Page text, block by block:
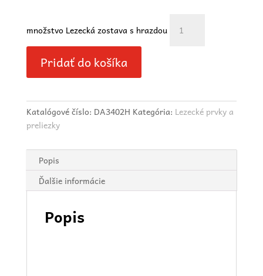
množstvo Lezecká zostava s hrazdou
Pridať do košíka
Katalógové číslo: DA3402H Kategória: Lezecké prvky a
preliezky
Popis
Ďalšie informácie
Popis